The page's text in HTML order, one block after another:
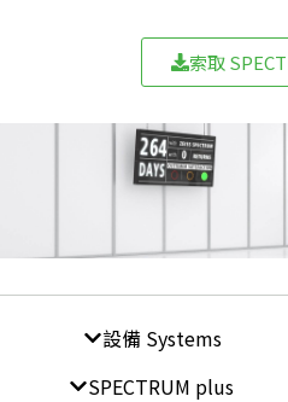
索取
設備 Systems
SPECTRUM plus